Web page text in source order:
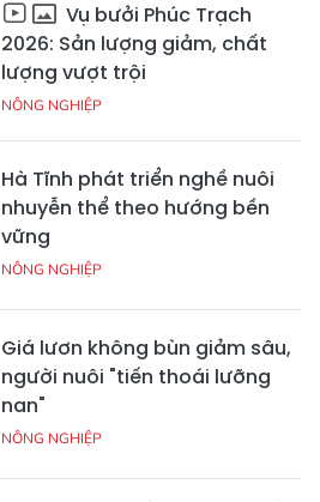
Vụ bưởi Phúc Trạch
2026: Sản lượng giảm, chất
lượng vượt trội
NÔNG NGHIỆP
Hà Tĩnh phát triển nghề nuôi
nhuyễn thể theo hướng bền
vững
NÔNG NGHIỆP
Giá lươn không bùn giảm sâu,
người nuôi "tiến thoái lưỡng
nan"
NÔNG NGHIỆP